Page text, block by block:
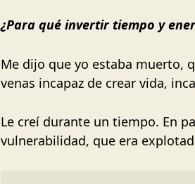
¿Para qué invertir tiempo y
Me dijo que yo estaba muerto,
venas incapaz de crear vida,
Le creí durante un tiempo. En
vulnerabilidad, que era